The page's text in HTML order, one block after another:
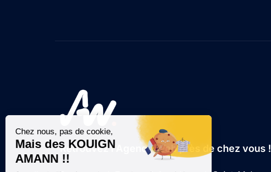
Retrouvez l'Agence Web près de chez vous !